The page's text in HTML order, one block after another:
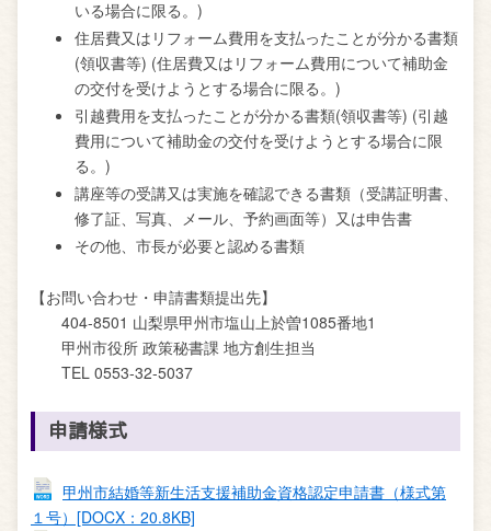
いる場合に限る。)
住居費又はリフォーム費用を支払ったことが分かる書類
(領収書等) (住居費又はリフォーム費用について補助金
の交付を受けようとする場合に限る。)
引越費用を支払ったことが分かる書類(領収書等) (引越
費用について補助金の交付を受けようとする場合に限
る。)
講座等の受講又は実施を確認できる書類（受講証明書、
修了証、写真、メール、予約画面等）又は申告書
その他、市長が必要と認める書類
【お問い合わせ・申請書類提出先】
404-8501 山梨県甲州市塩山上於曽1085番地1
甲州市役所 政策秘書課 地方創生担当
TEL 0553-32-5037
申請様式
甲州市結婚等新生活支援補助金資格認定申請書（様式第
１号）[DOCX：20.8KB]